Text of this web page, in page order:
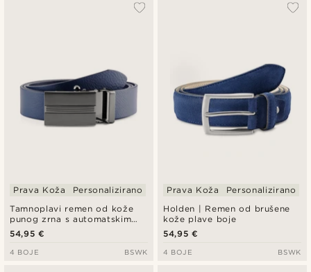
Tamnoplavi remen od kože
punog zrna s automatskim
zaključavanjem
Prava Koža Personalizirano
54,95 €
4 BOJE BSWK
Holden | Remen od brušene
kože plave boje
Prava Koža Personalizirano
54,95 €
4 BOJE BSWK